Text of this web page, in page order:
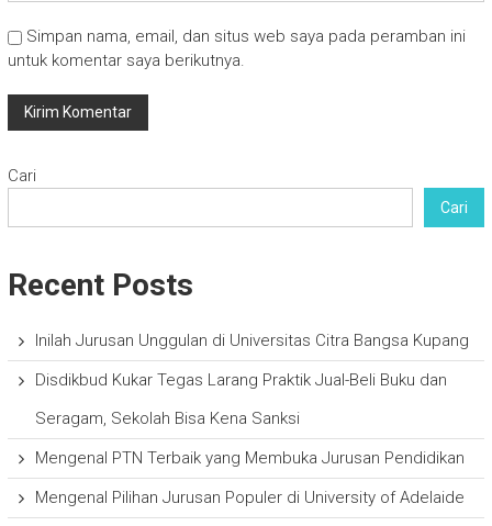
Simpan nama, email, dan situs web saya pada peramban ini
untuk komentar saya berikutnya.
Cari
Cari
Recent Posts
Inilah Jurusan Unggulan di Universitas Citra Bangsa Kupang
Disdikbud Kukar Tegas Larang Praktik Jual-Beli Buku dan
Seragam, Sekolah Bisa Kena Sanksi
Mengenal PTN Terbaik yang Membuka Jurusan Pendidikan
Mengenal Pilihan Jurusan Populer di University of Adelaide